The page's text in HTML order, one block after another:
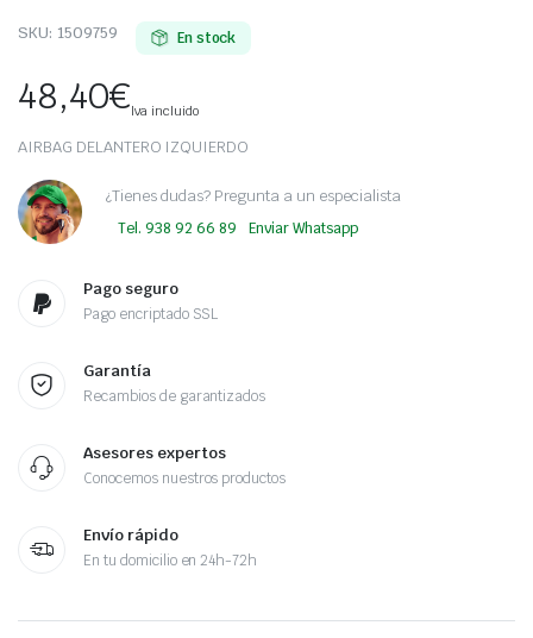
SKU: 1509759 En stock
48,40€Iva incluido
AIRBAG DELANTERO IZQUIERDO
¿Tienes dudas? Pregunta a un especialista
Tel. 938 92 66 89 Enviar Whatsapp
Pago seguro
Pago encriptado SSL
Garantía
Recambios de garantizados
Asesores expertos
Conocemos nuestros productos
Envío rápido
En tu domicilio en 24h-72h